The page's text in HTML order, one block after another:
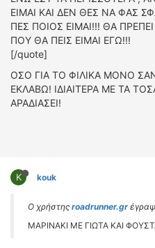
ΕΙΜΑΙ ΚΑΙ ΔΕΝ ΘΕΣ ΝΑ ΦΑΣ
ΠΕΣ ΠΟΙΟΣ ΕΙΜΑΙ!!! ΘΑ
ΠΟΥ ΘΑ ΠΕΙΣ ΕΙΜΑΙ ΕΓΩ!!!
[/quote]
ΟΣΟ ΓΙΑ ΤΟ ΦΙΛΙΚΑ ΜΟΝΟ
ΕΚΛΑΒΩ! ΙΔΙΑΙΤΕΡΑ ΜΕ ΤΑ
ΑΡΑΔΙΑΣΕΙ!
K kouk
Ο χρήστης roadrunner.gr
ΜΑΡΙΝΑΚΙ ΜΕ ΓΙΩΤΑ ΚΑΙ